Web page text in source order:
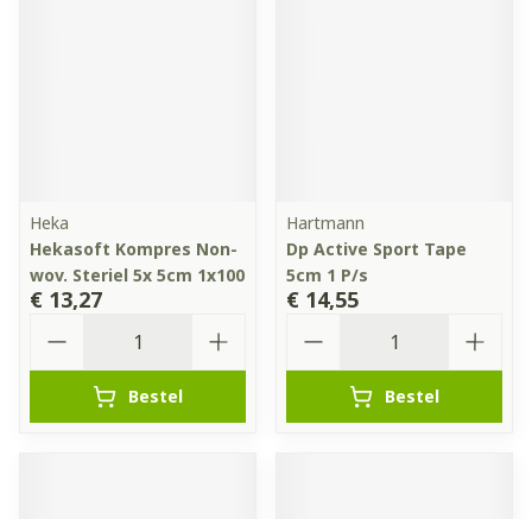
Heka
Hekasoft Kompres Non-
wov. Steriel 5x 5cm 1x100
€ 13,27
Bestel
Hartmann
Dp Active Sport Tape
5cm 1 P/s
€ 14,55
Bestel